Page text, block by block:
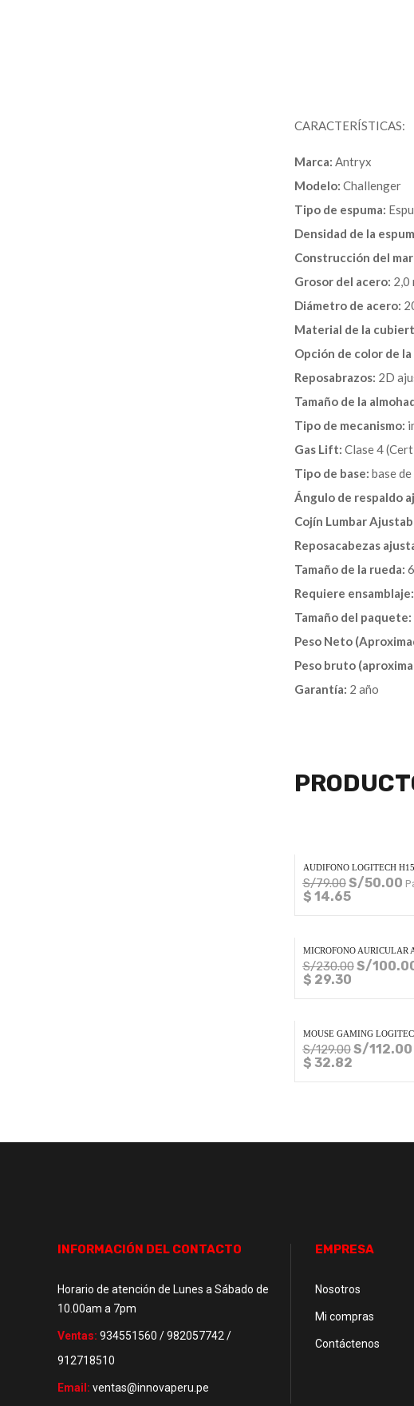
CARACTERÍSTICAS:
Marca: Antryx
Modelo: Challenger
Tipo de espuma:
Densidad de la
Construcción del
Grosor del acero: 2,0
Diámetro de acero:
Material de la
Opción de color de
Reposabrazos: 2D
Tamaño de la
Tipo de mecanismo:
Gas Lift: Clase 4
Tipo de base: base
Ángulo de respaldo
Cojín Lumbar
Reposacabezas
Tamaño de la rueda:
Requiere ensamblaje:
Tamaño del paquete:
Peso Neto
Peso bruto
Garantía: 2 año
AUDIFONO LOGITECH
S/79.00S/50.00
$ 14.65
MICROFONO AURICULAR
S/230.00S/
$ 29.30
MOUSE GAMING
S/129.00S/112.00
$ 32.82
INFORMACIÓN DEL CONTACTO
Horario de atención de Lunes a Sábado de
10.00am a 7pm
Ventas: 934551560 / 982057742 /
912718510
Email: ventas@innovaperu.pe
EMPRESA
Nosotros
Mi compras
Contáctenos